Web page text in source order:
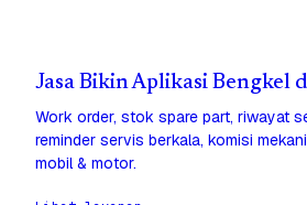
Jasa Bikin Aplikasi Bengkel
Work order, stok spare part, riwayat
reminder servis berkala, komisi
mobil & motor.